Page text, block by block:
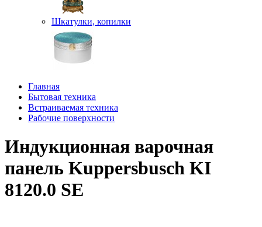
Шкатулки, копилки
Главная
Бытовая техника
Встраиваемая техника
Рабочие поверхности
Индукционная варочная
панель Kuppersbusch KI
8120.0 SE